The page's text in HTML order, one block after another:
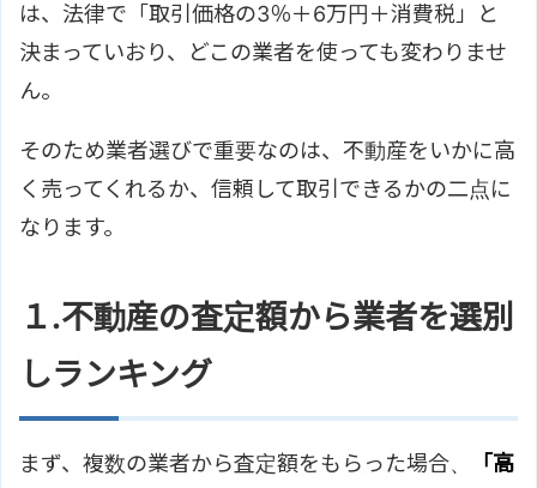
は、法律で「取引価格の3％＋6万円＋消費税」と
決まっていおり、どこの業者を使っても変わりませ
ん。
そのため業者選びで重要なのは、不動産をいかに高
く売ってくれるか、信頼して取引できるかの二点に
なります。
１.不動産の査定額から業者を選別
しランキング
まず、複数の業者から査定額をもらった場合、
「高